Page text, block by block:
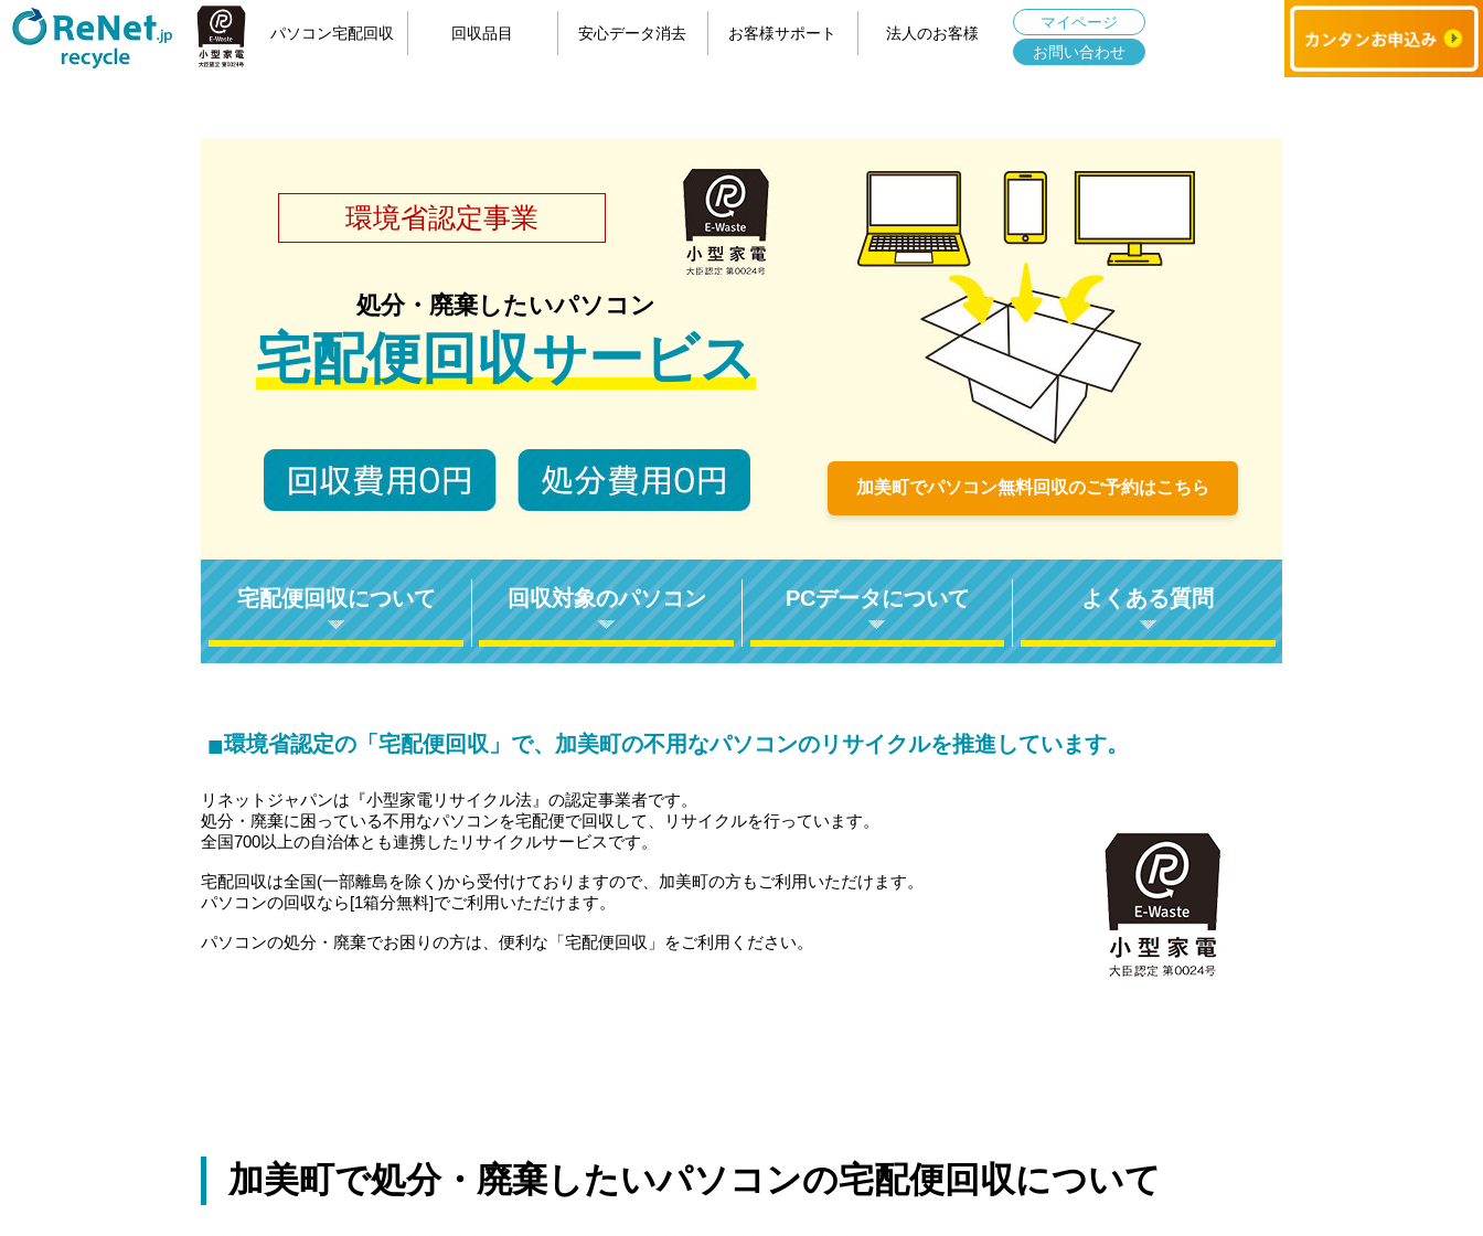
パソコン宅配回収 回収品目 安心データ消去 お客様サポート 法人のお客様
マイページ
お問い合わせ
環境省認定事業
加美町でパソコン無料回収のご予約はこちら
処分・廃棄したいパソコン
宅配便回収サービス
宅配便回収について 回収対象のパソコン PCデータについて よくある質問
■環境省認定の「宅配便回収」で、加美町の不用なパソコンのリサイクルを推進しています。
リネットジャパンは『小型家電リサイクル法』の認定事業者です。
処分・廃棄に困っている不用なパソコンを宅配便で回収して、リサイクルを行っています。
全国700以上の自治体とも連携したリサイクルサービスです。
宅配回収は全国(一部離島を除く)から受付けておりますので、加美町の方もご利用いただけます。
パソコンの回収なら[1箱分無料]でご利用いただけます。
パソコンの処分・廃棄でお困りの方は、便利な「宅配便回収」をご利用ください。
加美町で処分・廃棄したいパソコンの宅配便回収について